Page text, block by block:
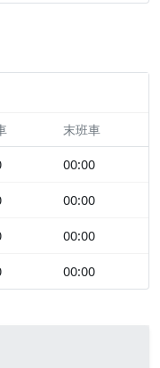
末班車
00:00
00:00
00:00
00:00